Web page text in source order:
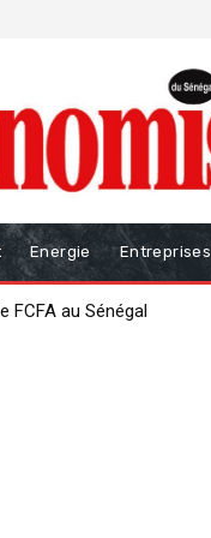
Energie Entreprises
au Sénégal
publiques